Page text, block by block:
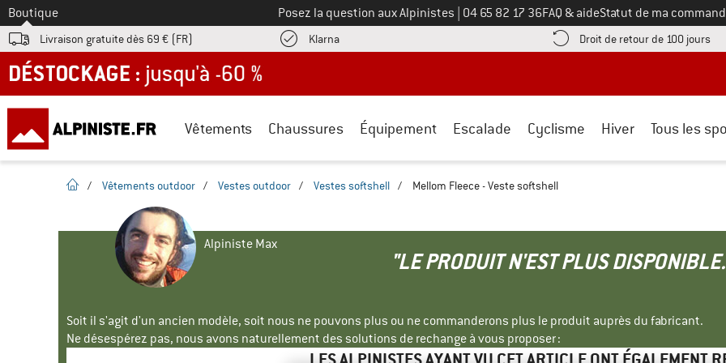
Vers le
Boutique Posez la question aux Alpinistes Appelez-nous au
04 65 82 17 36FAQ & aideStatut de ma
Livraison gratuite dès 69 € (FR) KlarnaTrouve les informations de paiement ici ! Ouvre une boîte d'information
Droit de retour de 100 jours
DÉSTOCKAGE : jusqu'à -60 %
Vêtements Chaussures Équipement Escalade Cyclisme Hiver Tous les
Page d'accueil
/ Vêtements outdoor / Vestes outdoor / Vestes softshell / Mellom Fleece - Veste softshell
Alpiniste Max
"LE PRODUIT N'EST PLUS
Soit il s'agit d'un ancien modèle, soit nous ne pouvons plus ou ne commanderons plus le produit auprès du fabricant.
Ne désespérez pas, nous avons naturellement des solutions de rechange à vous proposer :